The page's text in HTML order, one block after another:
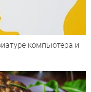
компьютера и